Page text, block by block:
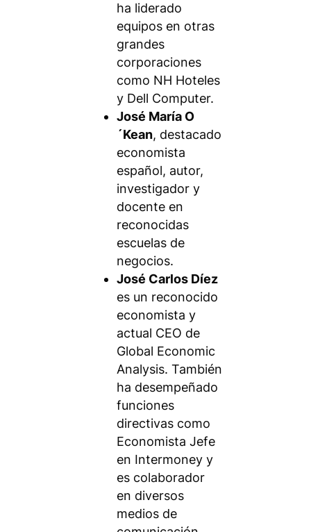
ha liderado
equipos en otras
grandes
corporaciones
como NH Hoteles
y Dell Computer.
José María O
´Kean, destacado
economista
español, autor,
investigador y
docente en
reconocidas
escuelas de
negocios.
José Carlos Díez
es un reconocido
economista y
actual CEO de
Global Economic
Analysis. También
ha desempeñado
funciones
directivas como
Economista Jefe
en Intermoney y
es colaborador
en diversos
medios de